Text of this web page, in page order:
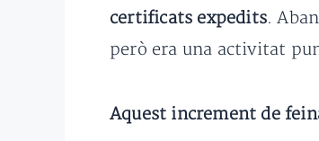
certificats expedits.
però era una activitat
Aquest increment de